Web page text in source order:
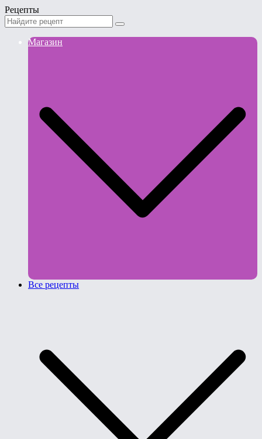
Рецепты
Магазин
Все рецепты